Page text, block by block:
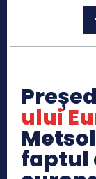
ului
faptul